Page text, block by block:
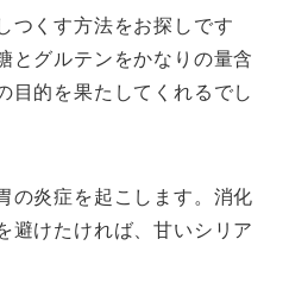
つくす方法をお探しです
とグルテンをかなりの量含
目的を果たしてくれるでし
の炎症を起こします。消化
避けたければ、甘いシリア